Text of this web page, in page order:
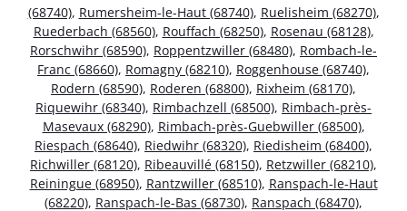
(68740), Rumersheim-le-Haut (68740), Ruelisheim (68270),
Ruederbach (68560), Rouffach (68250), Rosenau (68128),
Rorschwihr (68590), Roppentzwiller (68480), Rombach-le-
Franc (68660), Romagny (68210), Roggenhouse (68740),
Rodern (68590), Roderen (68800), Rixheim (68170),
Riquewihr (68340), Rimbachzell (68500), Rimbach-près-
Masevaux (68290), Rimbach-près-Guebwiller (68500),
Riespach (68640), Riedwihr (68320), Riedisheim (68400),
Richwiller (68120), Ribeauvillé (68150), Retzwiller (68210),
Reiningue (68950), Rantzwiller (68510), Ranspach-le-Haut
(68220), Ranspach-le-Bas (68730), Ranspach (68470),